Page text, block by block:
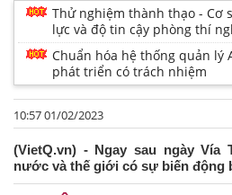
Thử nghiệm thành thạo - Cơ
lực và độ tin cậy phòng thí
Chuẩn hóa hệ thống quản lý
phát triển có trách nhiệm
10:57 01/02/2023
(VietQ.vn) - Ngay sau ngày Vía
nước và thế giới có sự biến động